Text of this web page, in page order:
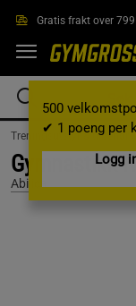
Gratis frakt over
500
✔ 1 poeng per
Logg
Treningsutstyr & tilbehør
Gymnastikk
Abilica